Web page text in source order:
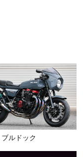
ルドック